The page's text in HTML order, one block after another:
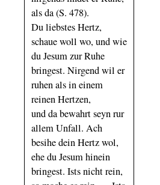
als da (S. 478).
Du liebstes Hertz,
schaue woll wo, und wie
du Jesum zur Ruhe
bringest. Nirgend wil er
ruhen als in einem
reinen Hertzen,
und da bewahrt seyn rur
allem Unfall. Ach
besihe dein Hertz wol,
ehe du Jesum hinein
bringest. Ists nicht rein,